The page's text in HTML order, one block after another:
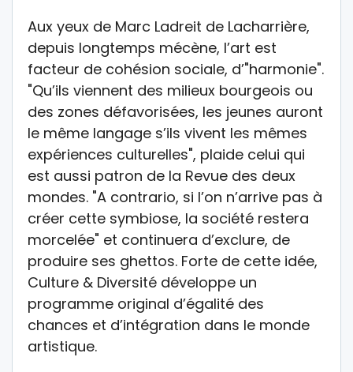
Aux yeux de Marc Ladreit de Lacharrière,
depuis longtemps mécène, l’art est
facteur de cohésion sociale, d’"harmonie".
"Qu’ils viennent des milieux bourgeois ou
des zones défavorisées, les jeunes auront
le même langage s’ils vivent les mêmes
expériences culturelles", plaide celui qui
est aussi patron de la Revue des deux
mondes. "A contrario, si l’on n’arrive pas à
créer cette symbiose, la société restera
morcelée" et continuera d’exclure, de
produire ses ghettos. Forte de cette idée,
Culture & Diversité développe un
programme original d’égalité des
chances et d’intégration dans le monde
artistique.